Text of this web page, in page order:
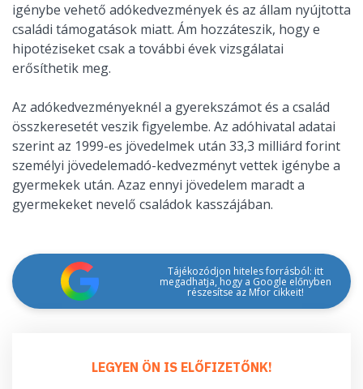
igénybe vehető adókedvezmények és az állam nyújtotta
családi támogatások miatt. Ám hozzáteszik, hogy e
hipotéziseket csak a további évek vizsgálatai
erősíthetik meg.
Az adókedvezményeknél a gyerekszámot és a család
összkeresetét veszik figyelembe. Az adóhivatal adatai
szerint az 1999-es jövedelmek után 33,3 milliárd forint
személyi jövedelemadó-kedvezményt vettek igénybe a
gyermekek után. Azaz ennyi jövedelem maradt a
gyermekeket nevelő családok kasszájában.
Tájékozódjon hiteles forrásból: itt
megadhatja, hogy a Google előnyben
részesítse az Mfor cikkeit!
LEGYEN ÖN IS ELŐFIZETŐNK!